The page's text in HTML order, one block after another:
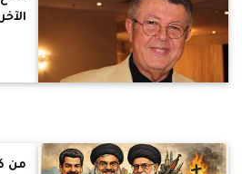
من